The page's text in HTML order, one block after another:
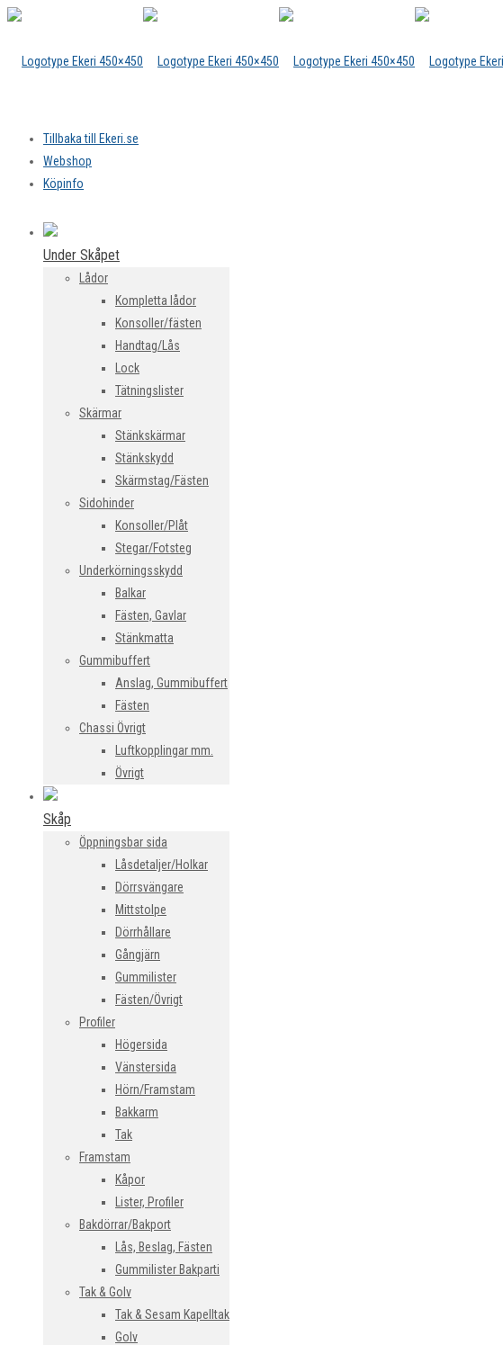
Tillbaka till Ekeri.se
Webshop
Köpinfo
Under Skåpet
Lådor
Kompletta lådor
Konsoller/fästen
Handtag/Lås
Lock
Tätningslister
Skärmar
Stänkskärmar
Stänkskydd
Skärmstag/Fästen
Sidohinder
Konsoller/Plåt
Stegar/Fotsteg
Underkörningsskydd
Balkar
Fästen, Gavlar
Stänkmatta
Gummibuffert
Anslag, Gummibuffert
Fästen
Chassi Övrigt
Luftkopplingar mm.
Övrigt
Skåp
Öppningsbar sida
Låsdetaljer/Holkar
Dörrsvängare
Mittstolpe
Dörrhållare
Gångjärn
Gummilister
Fästen/Övrigt
Profiler
Högersida
Vänstersida
Hörn/Framstam
Bakkarm
Tak
Framstam
Kåpor
Lister, Profiler
Bakdörrar/Bakport
Lås, Beslag, Fästen
Gummilister Bakparti
Tak & Golv
Tak & Sesam Kapelltak
Golv